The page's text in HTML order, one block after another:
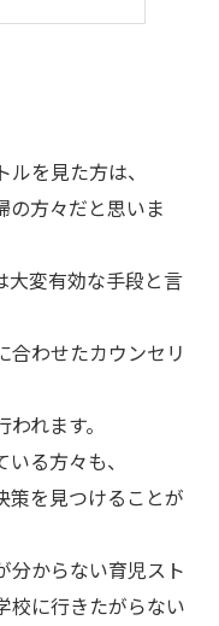
を見た方は、
の方々だと思いま
大変有効な手段と言
合わせたカウンセリ
れます。
る方々も、
策を見つけることが
分からない育児スト
校に行きたがらない